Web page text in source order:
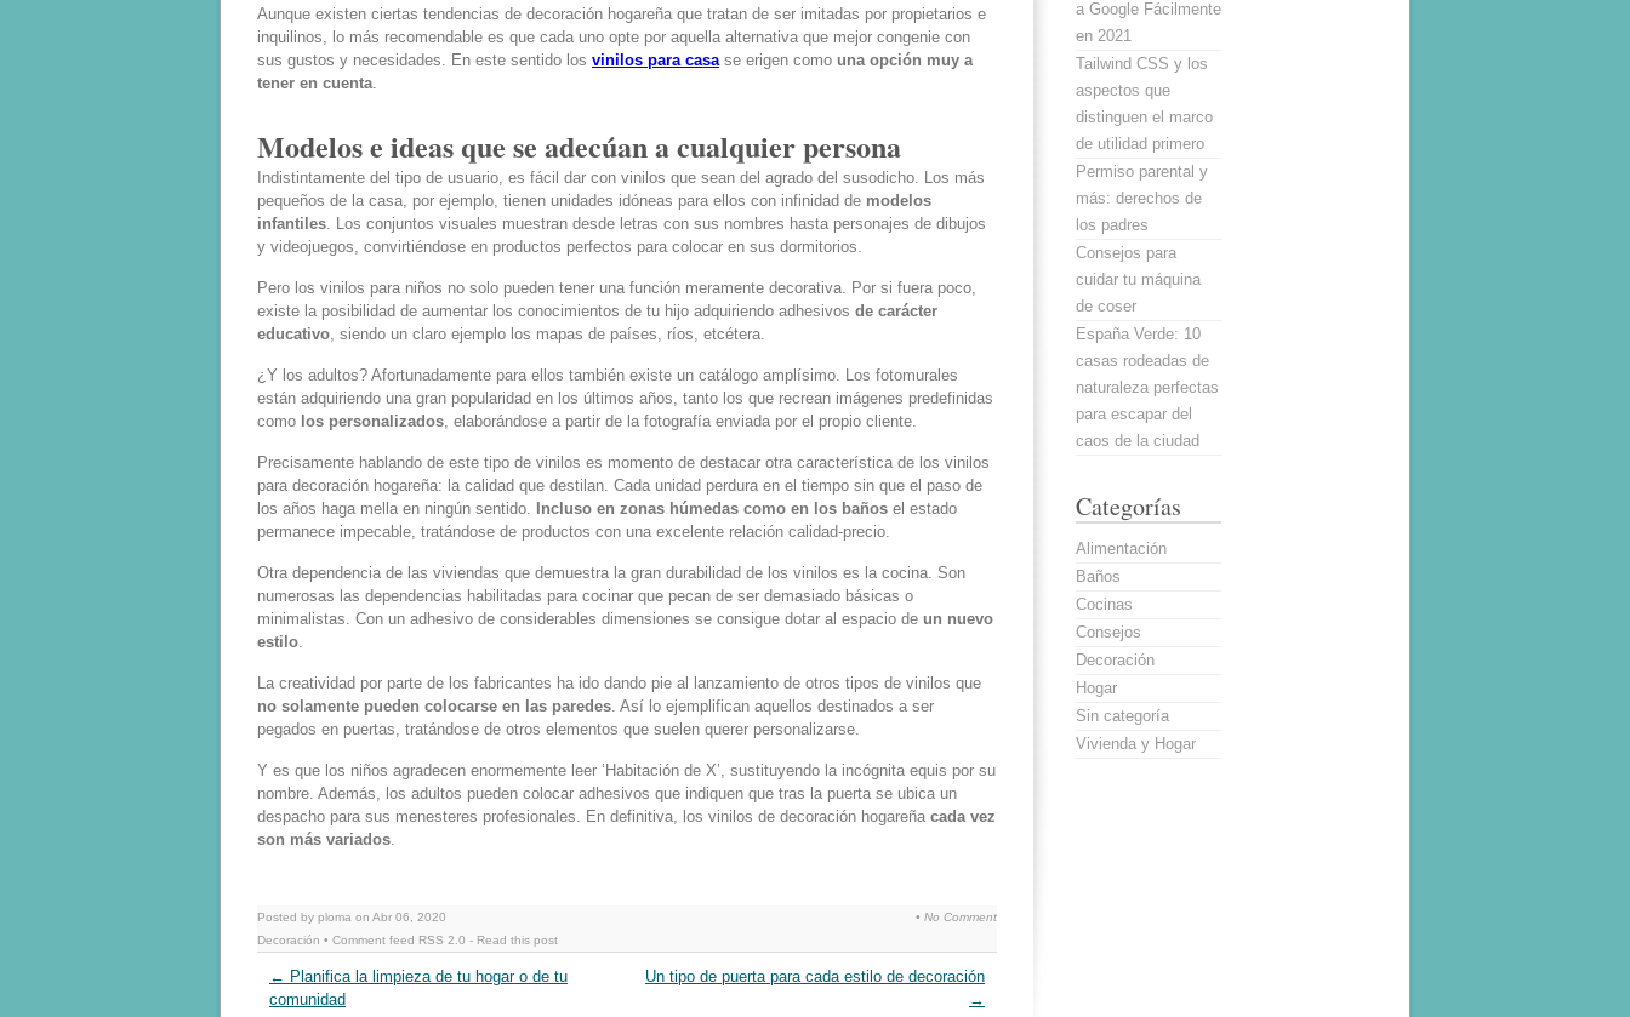
Aunque existen ciertas tendencias de decoración hogareña que tratan de ser imitadas por propietarios e
inquilinos, lo más recomendable es que cada uno opte por aquella alternativa que mejor congenie con
sus gustos y necesidades. En este sentido los vinilos para casase erigen como una opción muy a
tener en cuenta.
Modelos e ideas que se adecúan a cualquier persona
Indistintamente del tipo de usuario, es fácil dar con vinilos que sean del agrado del susodicho. Los más
pequeños de la casa, por ejemplo, tienen unidades idóneas para ellos con infinidad de modelos
infantiles. Los conjuntos visuales muestran desde letras con sus nombres hasta personajes de dibujos
y videojuegos, convirtiéndose en productos perfectos para colocar en sus dormitorios.
Pero los vinilos para niños no solo pueden tener una función meramente decorativa. Por si fuera poco,
existe la posibilidad de aumentar los conocimientos de tu hijo adquiriendo adhesivos de carácter
educativo, siendo un claro ejemplo los mapas de países, ríos, etcétera.
¿Y los adultos? Afortunadamente para ellos también existe un catálogo amplísimo. Los fotomurales
están adquiriendo una gran popularidad en los últimos años, tanto los que recrean imágenes predefinidas
como los personalizados, elaborándose a partir de la fotografía enviada por el propio cliente.
Precisamente hablando de este tipo de vinilos es momento de destacar otra característica de los vinilos
para decoración hogareña: la calidad que destilan. Cada unidad perdura en el tiempo sin que el paso de
los años haga mella en ningún sentido.
Incluso en zonas húmedas como en los baños el estado
permanece impecable, tratándose de productos con una excelente relación calidad-precio.
Otra dependencia de las viviendas que demuestra la gran durabilidad de los vinilos es la cocina. Son
numerosas las dependencias habilitadas para cocinar que pecan de ser demasiado básicas o
minimalistas. Con un adhesivo de considerables dimensiones se consigue dotar al espacio de un nuevo
estilo.
La creatividad por parte de los fabricantes ha ido dando pie al lanzamiento de otros tipos de vinilos que
no solamente pueden colocarse en las paredes. Así lo ejemplifican aquellos destinados a ser
pegados en puertas, tratándose de otros elementos que suelen querer personalizarse.
Y es que los niños agradecen enormemente leer ‘Habitación de X’, sustituyendo la incógnita equis por su
nombre. Además, los adultos pueden colocar adhesivos que indiquen que tras la puerta se ubica un
despacho para sus menesteres profesionales. En definitiva, los vinilos de decoración hogareña cada vez
son más variados.
Posted by ploma on Abr 06, 2020
Decoración • Comment feed RSS 2.0 - Read this post
• No Comment
← Planifica la limpieza de tu hogar o de tu
comunidad
Un tipo de puerta para cada estilo de decoración
→
a Google Fácilmente
en 2021
Tailwind CSS y los
aspectos que
distinguen el marco
de utilidad primero
Permiso parental y
más: derechos de
los padres
Consejos para
cuidar tu máquina
de coser
España Verde: 10
casas rodeadas de
naturaleza perfectas
para escapar del
caos de la ciudad
Categorías
Alimentación
Baños
Cocinas
Consejos
Decoración
Hogar
Sin categoría
Vivienda y Hogar